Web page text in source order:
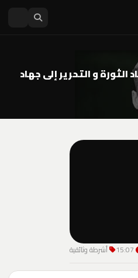
و التحرير إلى جهاد
أشرطة وثائقية